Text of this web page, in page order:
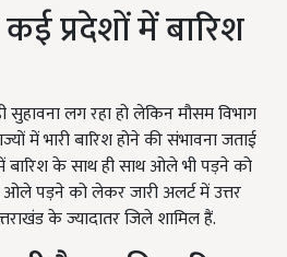
प्रदेशों में बारिश
लग रहा हो लेकिन मौसम विभाग
में भारी बारिश होने की संभावना जताई
के साथ ही साथ ओले भी पड़ने को
ओले पड़ने को लेकर जारी अलर्ट में उत्तर
के ज्यादातर जिले शामिल हैं.